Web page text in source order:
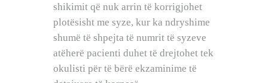
shikimit që nuk arrin të korrigjohet
plotësisht me syze, kur ka ndryshime
shumë të shpejta të numrit të syzeve
atëherë pacienti duhet të drejtohet tek
okulisti për të bërë ekzaminime të